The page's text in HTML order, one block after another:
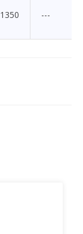
1350 ---